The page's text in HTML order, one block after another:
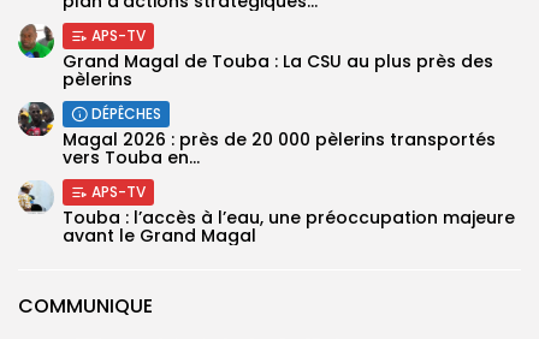
COMMUNIQUE
APS-TV
Grand Magal de Touba : La CSU au plus près des
pèlerins
DÉPÊCHES
Magal 2026 : près de 20 000 pèlerins transportés
vers Touba en...
APS-TV
Touba : l’accès à l’eau, une préoccupation majeure
avant le Grand Magal